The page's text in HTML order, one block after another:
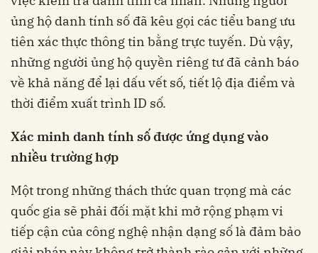
ủng hộ danh tính số đã kêu gọi các tiểu bang ưu
tiên xác thực thông tin bằng trực tuyến. Dù vậy,
những người ủng hộ quyền riêng tư đã cảnh báo
về khả năng để lại dấu vết số, tiết lộ địa điểm và
thời điểm xuất trình ID số.
Xác minh danh tính số được ứng dụng vào
nhiều trường hợp
Một trong những thách thức quan trọng mà các
quốc gia sẽ phải đối mặt khi mở rộng phạm vi
tiếp cận của công nghệ nhận dạng số là đảm bảo